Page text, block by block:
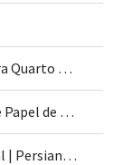
Papel de Parede Para Quarto de Bebê
Paper Land | Loja de Papel de Parede | São Paulo
Persiana Horizontal | Persiana Vertical